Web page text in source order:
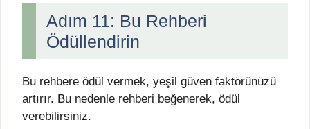
Adım 11: Bu Rehberi
Ödüllendirin
Bu rehbere ödül vermek, yeşil güven faktörünüzü
artırır. Bu nedenle rehberi beğenerek, ödül
verebilirsiniz.